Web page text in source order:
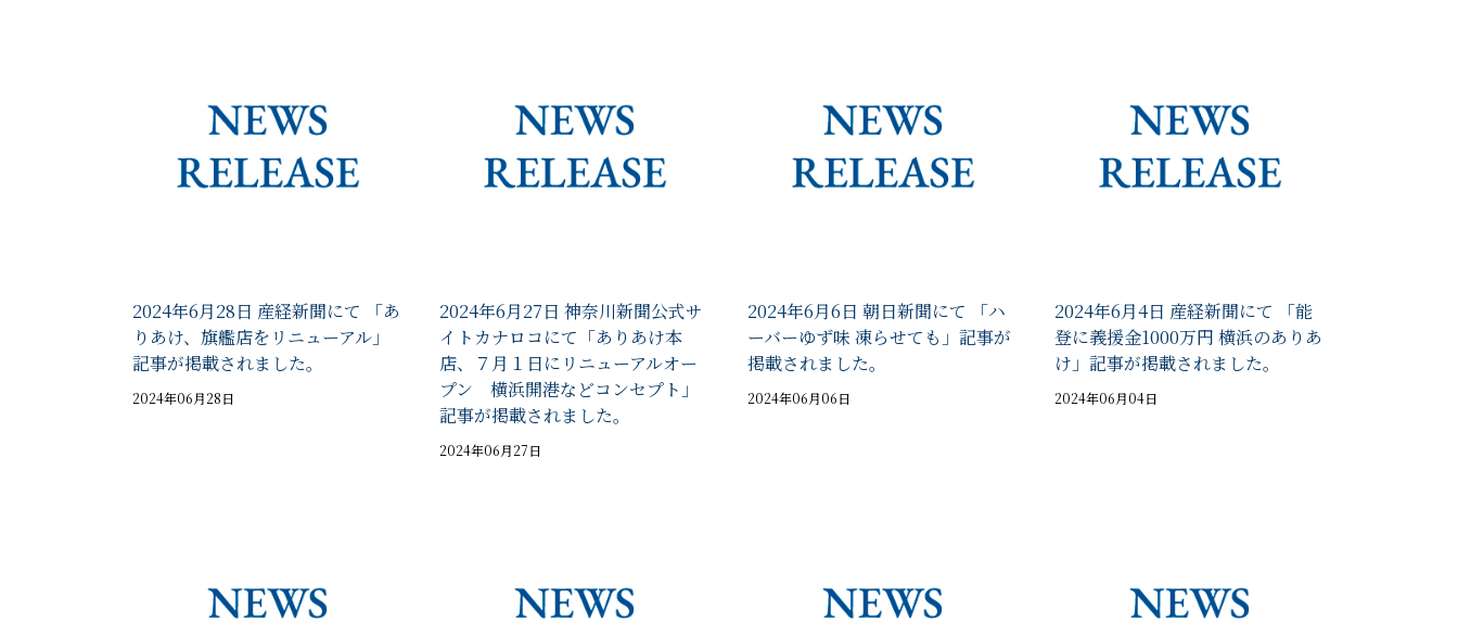
2024年6月28日 産経新聞にて 「あ
りあけ、旗艦店をリニューアル」
記事が掲載されました。
2024年06月28日
2024年6月27日 神奈川新聞公式サ
イトカナロコにて「ありあけ本
店、７月１日にリニューアルオー
プン 横浜開港などコンセプト」
記事が掲載されました。
2024年06月27日
2024年6月6日 朝日新聞にて 「ハ
ーバーゆず味 凍らせても」記事が
掲載されました。
2024年06月06日
2024年6月4日 産経新聞にて 「能
登に義援金1000万円 横浜のありあ
け」記事が掲載されました。
2024年06月04日